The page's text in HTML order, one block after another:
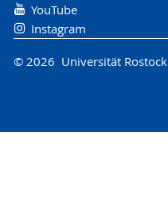
YouTube
Instagram
© 2026 Universität Rostock